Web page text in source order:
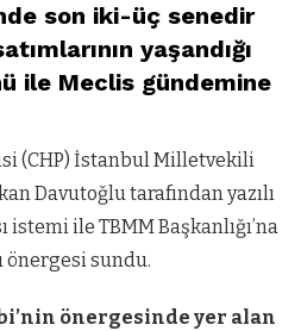
son iki-üç senedir
yaşandığı
ile Meclis gündemine
(CHP) İstanbul Milletvekili
Davutoğlu tarafından yazılı
istemi ile TBMM Başkanlığı’na
sundu.
önergesinde yer alan